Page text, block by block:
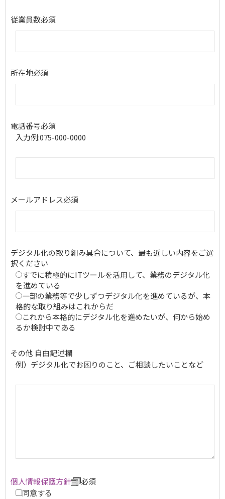
従業員数必須
所在地必須
電話番号必須
入力例:075-000-0000
メールアドレス必須
デジタル化の取り組み具合について、最も近しい内容をご選
択ください
すでに積極的にITツールを活用して、業務のデジタル化
を進めている
一部の業務等で少しずつデジタル化を進めているが、本
格的な取り組みはこれからだ
これから本格的にデジタル化を進めたいが、何から始め
るか検討中である
その他 自由記述欄
例）デジタル化でお困りのこと、ご相談したいことなど
個人情報保護方針
必須
同意する